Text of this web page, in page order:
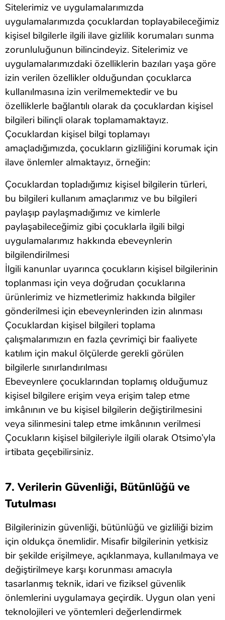
Sitelerimiz ve uygulamalarımızda
uygulamalarımızda çocuklardan toplayabileceğimiz
kişisel bilgilerle ilgili ilave gizlilik korumaları sunma
zorunluluğunun bilincindeyiz. Sitelerimiz ve
uygulamalarımızdaki özelliklerin bazıları yaşa göre
izin verilen özellikler olduğundan çocuklarca
kullanılmasına izin verilmemektedir ve bu
özelliklerle bağlantılı olarak da çocuklardan kişisel
bilgileri bilinçli olarak toplamamaktayız.
Çocuklardan kişisel bilgi toplamayı
amaçladığımızda, çocukların gizliliğini korumak için
ilave önlemler almaktayız, örneğin:
Çocuklardan topladığımız kişisel bilgilerin türleri,
bu bilgileri kullanım amaçlarımız ve bu bilgileri
paylaşıp paylaşmadığımız ve kimlerle
paylaşabileceğimiz gibi çocuklarla ilgili bilgi
uygulamalarımız hakkında ebeveynlerin
bilgilendirilmesi
İlgili kanunlar uyarınca çocukların kişisel bilgilerinin
toplanması için veya doğrudan çocuklarına
ürünlerimiz ve hizmetlerimiz hakkında bilgiler
gönderilmesi için ebeveynlerinden izin alınması
Çocuklardan kişisel bilgileri toplama
çalışmalarımızın en fazla çevrimiçi bir faaliyete
katılım için makul ölçülerde gerekli görülen
bilgilerle sınırlandırılması
Ebeveynlere çocuklarından toplamış olduğumuz
kişisel bilgilere erişim veya erişim talep etme
imkânının ve bu kişisel bilgilerin değiştirilmesini
veya silinmesini talep etme imkânının verilmesi
Çocukların kişisel bilgileriyle ilgili olarak Otsimo’yla
irtibata geçebilirsiniz.
7. Verilerin Güvenliği, Bütünlüğü ve
Tutulması
Bilgilerinizin güvenliği, bütünlüğü ve gizliliği bizim
için oldukça önemlidir. Misafir bilgilerinin yetkisiz
bir şekilde erişilmeye, açıklanmaya, kullanılmaya ve
değiştirilmeye karşı korunması amacıyla
tasarlanmış teknik, idari ve fiziksel güvenlik
önlemlerini uygulamaya geçirdik. Uygun olan yeni
teknolojileri ve yöntemleri değerlendirmek